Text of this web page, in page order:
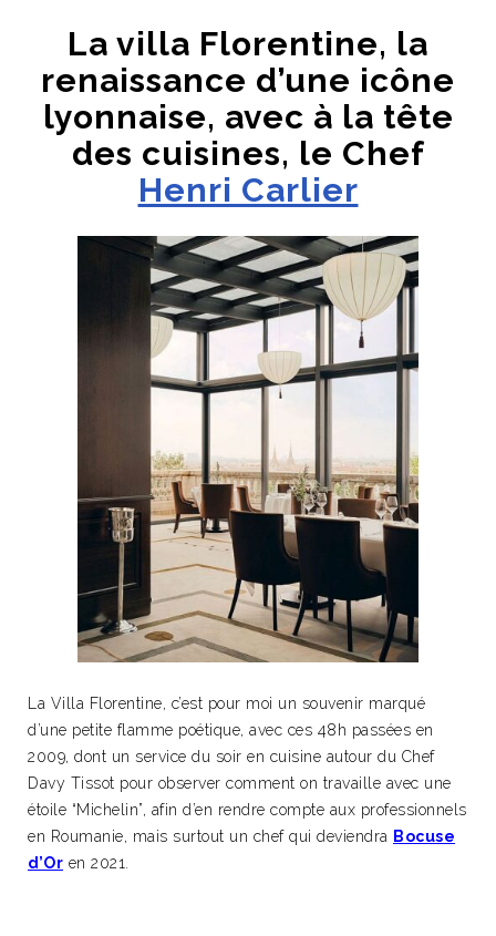
La villa Florentine, la
renaissance d’une icône
lyonnaise, avec à la tête
des cuisines, le Chef
Henri Carlier
La Villa Florentine, c’est pour moi un souvenir marqué
d’une petite flamme poétique, avec ces 48h passées en
2009, dont un service du soir en cuisine autour du Chef
Davy Tissot pour observer comment on travaille avec une
étoile “Michelin”, afin d’en rendre compte aux professionnels
en Roumanie, mais surtout un chef qui deviendra Bocuse
d’Or en 2021.